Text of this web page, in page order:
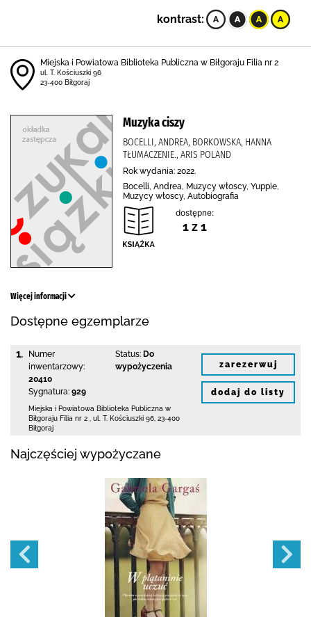
kontrast:
Miejska i Powiatowa Biblioteka Publiczna w Biłgoraju Filia nr 2
ul. T. Kościuszki 96
23-400 Biłgoraj
Muzyka ciszy
BOCELLI, ANDREA, BORKOWSKA, HANNA
TŁUMACZENIE., ARIS POLAND
Rok wydania: 2022.
Bocelli, Andrea, Muzycy włoscy, Yuppie,
Muzycy włoscy, Autobiografia
dostępne:
1 z 1
Więcej informacji
Dostępne egzemplarze
1.
Numer
inwentarzowy:
20410
Sygnatura: 929
Status: Do
wypożyczenia
Miejska i Powiatowa Biblioteka Publiczna w
Biłgoraju Filia nr 2
ul. T. Kościuszki 96 23-400
Biłgoraj
zarezerwuj
dodaj do listy
Najczęściej wypożyczane